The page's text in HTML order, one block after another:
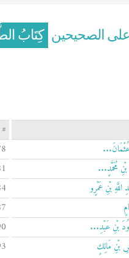
الصحيحين كِتَابُ
#
3
مُحَمَّدٍ... 6
بْنِ عَمْرٍو 9
بْنِ عَبْدِ...
بْنِ مَالِكٍ